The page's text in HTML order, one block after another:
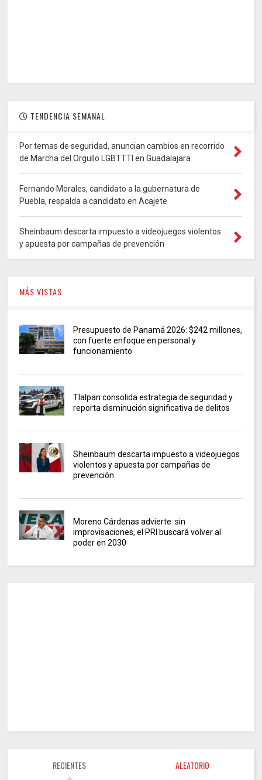
TENDENCIA SEMANAL
Por temas de seguridad, anuncian cambios en recorrido
de Marcha del Orgullo LGBTTTI en Guadalajara
Fernando Morales, candidato a la gubernatura de
Puebla, respalda a candidato en Acajete
Sheinbaum descarta impuesto a videojuegos violentos
y apuesta por campañas de prevención
MÁS VISTAS
Presupuesto de Panamá 2026: $242 millones,
con fuerte enfoque en personal y
funcionamiento
Tlalpan consolida estrategia de seguridad y
reporta disminución significativa de delitos
Sheinbaum descarta impuesto a videojuegos
violentos y apuesta por campañas de
prevención
Moreno Cárdenas advierte: sin
improvisaciones, el PRI buscará volver al
poder en 2030
RECIENTES ALEATORIO